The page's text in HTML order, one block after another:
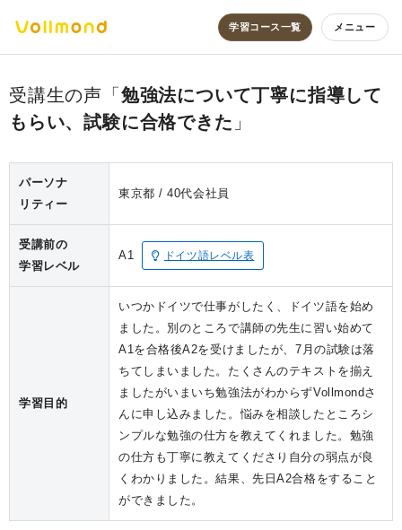
学習コース一覧 メニュー
勉強法について丁寧に指導して
もらい、試験に合格できた
パーソナ
リティー
東京都 40代会社員
受講前の
学習レベル
A1 ドイツ語レベル表
学習目的
いつかドイツで仕事がしたく、ドイツ語を始め
ました。別のところで講師の先生に習い始めて
A1を合格後A2を受けましたが、7月の試験は落
ちてしまいました。たくさんのテキストを揃え
ましたがいまいち勉強法がわからずVollmondさ
んに申し込みました。悩みを相談したところシ
ンプルな勉強の仕方を教えてくれました。勉強
の仕方も丁寧に教えてくださり自分の弱点が良
くわかりました。結果、先日A2合格をすること
ができました。